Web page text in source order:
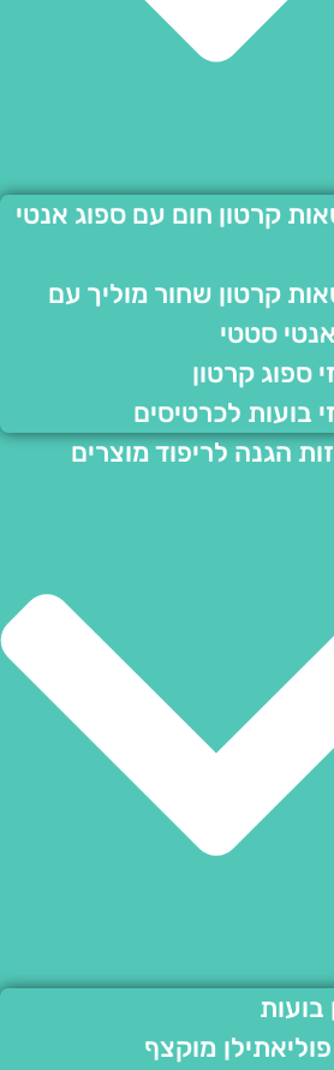
קרטון חום עם ספוג אנטי
קרטון שחור מוליך עם
סטטי
ספוג קרטון
בועות לכרטיסים
הגנה לריפוד מוצרים
מוקצף